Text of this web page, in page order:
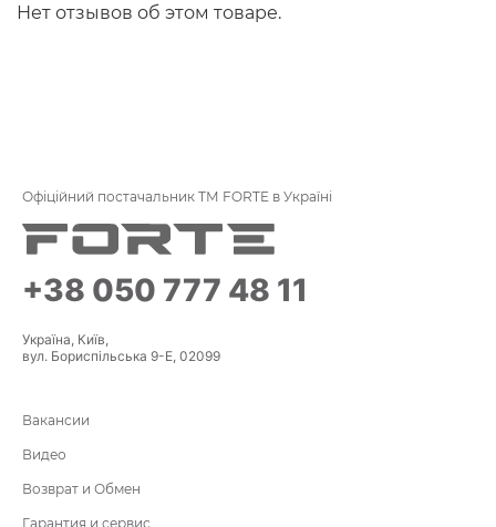
Нет отзывов об этом товаре.
Офіційний постачальник ТМ FORTE в Україні
+38 050 777 48 11
Україна, Київ,
вул. Бориспільська 9-Е, 02099
Вакансии
Видео
Возврат и Обмен
Гарантия и сервис